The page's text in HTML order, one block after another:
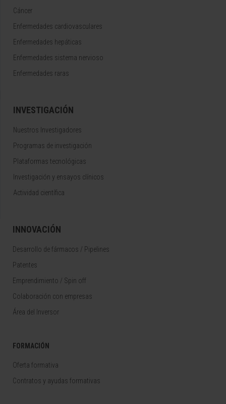
Cáncer
Enfermedades cardiovasculares
Enfermedades hepáticas
Enfermedades sistema nervioso
Enfermedades raras
INVESTIGACIÓN
Nuestros Investigadores
Programas de investigación
Plataformas tecnológicas
Investigación y ensayos clínicos
Actividad científica
INNOVACIÓN
Desarrollo de fármacos / Pipelines
Patentes
Emprendimiento / Spin off
Colaboración con empresas
Área del Inversor
FORMACIÓN
Oferta formativa
Contratos y ayudas formativas